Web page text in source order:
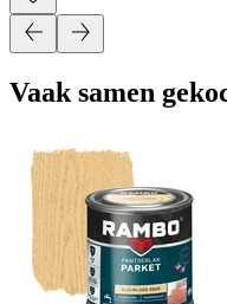
Vaak samen